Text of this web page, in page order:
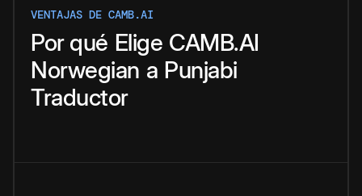
VENTAJAS DE CAMB.AI
Por qué Elige CAMB.AI
Norwegian a Punjabi
Traductor